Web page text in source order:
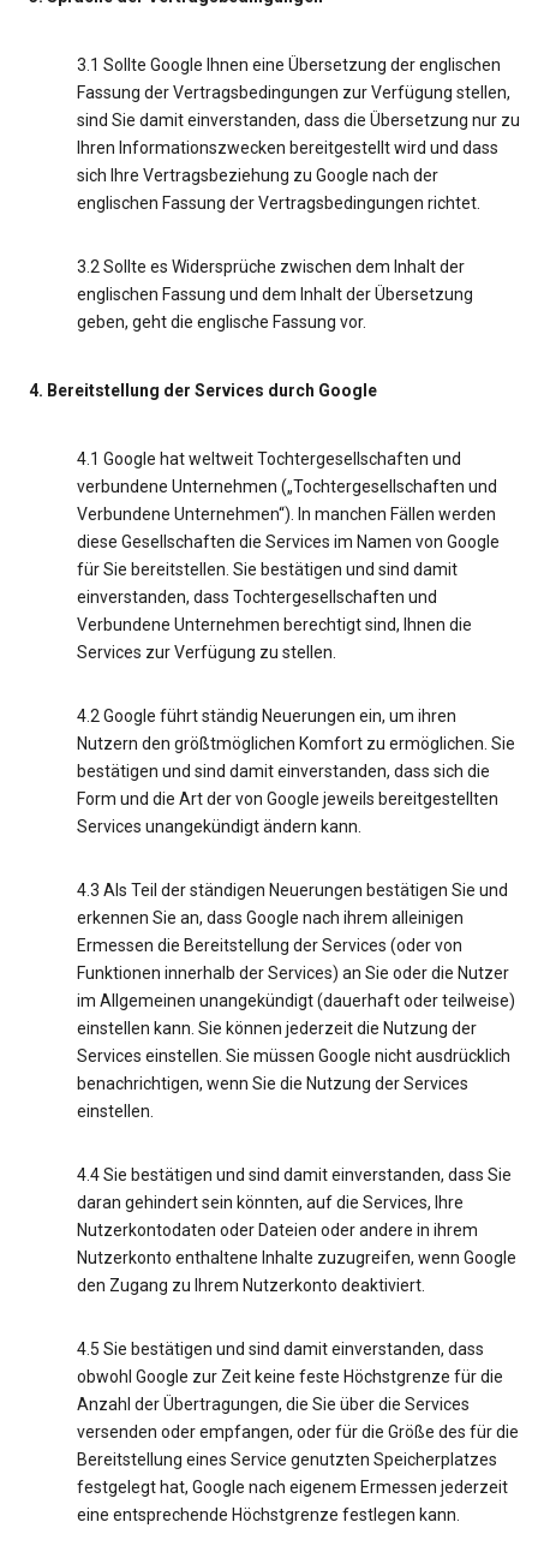
3.1 Sollte Google Ihnen eine Übersetzung der englischen
Fassung der Vertragsbedingungen zur Verfügung stellen,
sind Sie damit einverstanden, dass die Übersetzung nur zu
Ihren Informationszwecken bereitgestellt wird und dass
sich Ihre Vertragsbeziehung zu Google nach der
englischen Fassung der Vertragsbedingungen richtet.
3.2 Sollte es Widersprüche zwischen dem Inhalt der
englischen Fassung und dem Inhalt der Übersetzung
geben, geht die englische Fassung vor.
4. Bereitstellung der Services durch Google
4.1 Google hat weltweit Tochtergesellschaften und
verbundene Unternehmen („Tochtergesellschaften und
Verbundene Unternehmen“). In manchen Fällen werden
diese Gesellschaften die Services im Namen von Google
für Sie bereitstellen. Sie bestätigen und sind damit
einverstanden, dass Tochtergesellschaften und
Verbundene Unternehmen berechtigt sind, Ihnen die
Services zur Verfügung zu stellen.
4.2 Google führt ständig Neuerungen ein, um ihren
Nutzern den größtmöglichen Komfort zu ermöglichen. Sie
bestätigen und sind damit einverstanden, dass sich die
Form und die Art der von Google jeweils bereitgestellten
Services unangekündigt ändern kann.
4.3 Als Teil der ständigen Neuerungen bestätigen Sie und
erkennen Sie an, dass Google nach ihrem alleinigen
Ermessen die Bereitstellung der Services (oder von
Funktionen innerhalb der Services) an Sie oder die Nutzer
im Allgemeinen unangekündigt (dauerhaft oder teilweise)
einstellen kann. Sie können jederzeit die Nutzung der
Services einstellen. Sie müssen Google nicht ausdrücklich
benachrichtigen, wenn Sie die Nutzung der Services
einstellen.
4.4 Sie bestätigen und sind damit einverstanden, dass Sie
daran gehindert sein könnten, auf die Services, Ihre
Nutzerkontodaten oder Dateien oder andere in ihrem
Nutzerkonto enthaltene Inhalte zuzugreifen, wenn Google
den Zugang zu Ihrem Nutzerkonto deaktiviert.
4.5 Sie bestätigen und sind damit einverstanden, dass
obwohl Google zur Zeit keine feste Höchstgrenze für die
Anzahl der Übertragungen, die Sie über die Services
versenden oder empfangen, oder für die Größe des für die
Bereitstellung eines Service genutzten Speicherplatzes
festgelegt hat, Google nach eigenem Ermessen jederzeit
eine entsprechende Höchstgrenze festlegen kann.